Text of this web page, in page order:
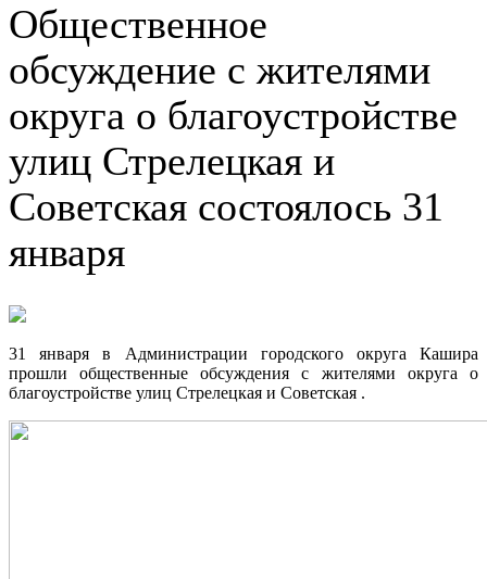
Общественное
обсуждение с жителями
округа о благоустройстве
улиц Стрелецкая и
Советская состоялось 31
января
31 января в Администрации городского округа Кашира
прошли общественные обсуждения с жителями округа о
благоустройстве улиц Стрелецкая и Советская .